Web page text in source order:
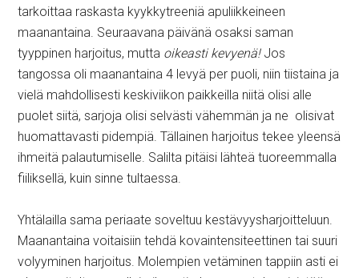
tarkoittaa raskasta kyykkytreeniä apuliikkeineen
maanantaina. Seuraavana päivänä osaksi saman
tyyppinen harjoitus, mutta oikeasti kevyenä! Jos
tangossa oli maanantaina 4 levyä per puoli, niin tiistaina ja
vielä mahdollisesti keskiviikon paikkeilla niitä olisi alle
puolet siitä, sarjoja olisi selvästi vähemmän ja ne olisivat
huomattavasti pidempiä. Tällainen harjoitus tekee yleensä
ihmeitä palautumiselle. Salilta pitäisi lähteä tuoreemmalla
fiiliksellä, kuin sinne tultaessa.
Yhtälailla sama periaate soveltuu kestävyysharjoitteluun.
Maanantaina voitaisiin tehdä kovaintensiteettinen tai suuri
volyyminen harjoitus. Molempien vetäminen tappiin asti ei